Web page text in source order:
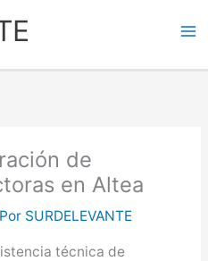
de
en Altea
SURDELEVANTE
técnica de